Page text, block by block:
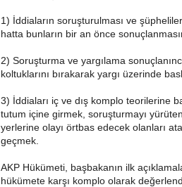
1) İddiaların soruşturulması ve
hatta bunların bir an önce
2) Soruşturma ve yargılama
koltuklarını bırakarak yargı üzerinde
3) İddiaları iç ve dış komplo teorilerine
tutum içine girmek, soruşturmayı
yerlerine olayı örtbas edecek olanları
geçmek.
AKP Hükümeti, başbakanın ilk
hükümete karşı komplo olarak